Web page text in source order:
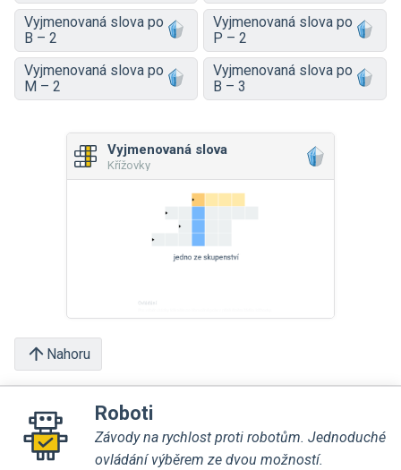
Vyjmenovaná slova po
B – 2
Vyjmenovaná slova po
P – 2
Vyjmenovaná slova po
M – 2
Vyjmenovaná slova po
B – 3
Vyjmenovaná slova
Křížovky
Nahoru
Roboti
Závody na rychlost proti robotům. Jednoduché
ovládání výběrem ze dvou možností.